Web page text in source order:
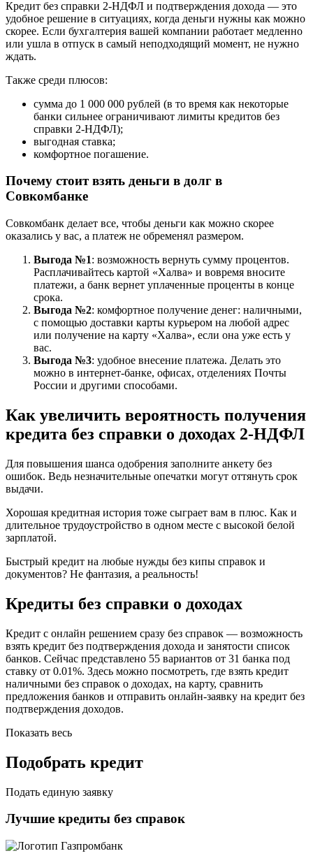
Кредит без справки 2-НДФЛ и подтверждения дохода — это
удобное решение в ситуациях, когда деньги нужны как можно
скорее. Если бухгалтерия вашей компании работает медленно
или ушла в отпуск в самый неподходящий момент, не нужно
ждать.
Также среди плюсов:
сумма до 1 000 000 рублей (в то время как некоторые
банки сильнее ограничивают лимиты кредитов без
справки 2-НДФЛ);
выгодная ставка;
комфортное погашение.
Почему стоит взять деньги в долг в
Совкомбанке
Совкомбанк делает все, чтобы деньги как можно скорее
оказались у вас, а платеж не обременял размером.
Выгода №1: возможность вернуть сумму процентов.
Расплачивайтесь картой «Халва» и вовремя вносите
платежи, а банк вернет уплаченные проценты в конце
срока.
Выгода №2: комфортное получение денег: наличными,
с помощью доставки карты курьером на любой адрес
или получение на карту «Халва», если она уже есть у
вас.
Выгода №3: удобное внесение платежа. Делать это
можно в интернет-банке, офисах, отделениях Почты
России и другими способами.
Как увеличить вероятность получения
кредита без справки о доходах 2-НДФЛ
Для повышения шанса одобрения заполните анкету без
ошибок. Ведь незначительные опечатки могут оттянуть срок
выдачи.
Хорошая кредитная история тоже сыграет вам в плюс. Как и
длительное трудоустройство в одном месте с высокой белой
зарплатой.
Быстрый кредит на любые нужды без кипы справок и
документов? Не фантазия, а реальность!
Кредиты без справки о доходах
Кредит с онлайн решением сразу без справок — возможность
взять кредит без подтверждения дохода и занятости список
банков. Сейчас представлено 55 вариантов от 31 банка под
ставку от 0.01%. Здесь можно посмотреть, где взять кредит
наличными без справок о доходах, на карту, сравнить
предложения банков и отправить онлайн-заявку на кредит без
подтверждения доходов.
Показать весь
Подобрать кредит
Подать единую заявку
Лучшие кредиты без справок